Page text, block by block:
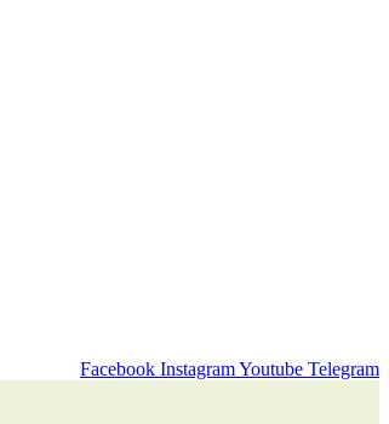
Facebook InstagramYoutube Telegram